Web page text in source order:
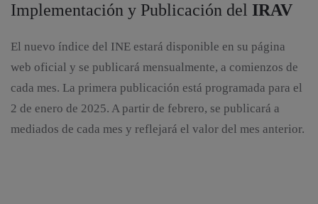
Implementación y Publicación del IRAV
El nuevo índice del INE estará disponible en su página
web oficial y se publicará mensualmente, a comienzos de
cada mes. La primera publicación está programada para el
2 de enero de 2025. A partir de febrero, se publicará a
mediados de cada mes y reflejará el valor del mes anterior.